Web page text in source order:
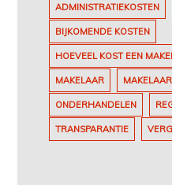
ADMINISTRATIEKOSTEN
BIJKOMENDE KOSTEN
HOEVEEL KOST EEN
MAKELAAR
ONDERHANDELEN
TRANSPARANTIE